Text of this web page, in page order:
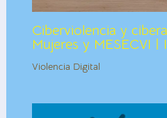
Ciberviolencia y
Mujeres y MESECVI |
Violencia Digital